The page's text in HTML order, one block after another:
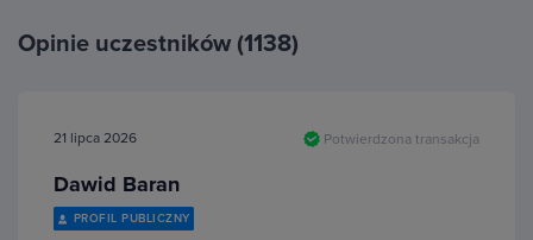
Opinie uczestników (1138)
21 lipca 2026 Potwierdzona transakcja
Dawid Baran
PROFIL PUBLICZNY